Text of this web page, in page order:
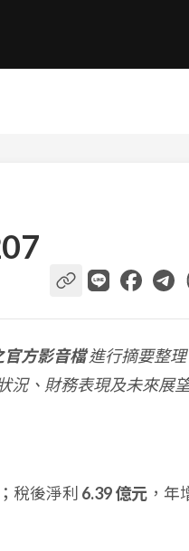
官方影音檔進行摘要整
況、財務表現及未來展
；稅後淨利 6.39 億元 ，年